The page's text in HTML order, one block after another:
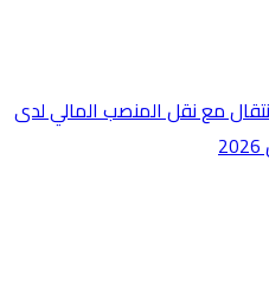
مع نقل المنصب المالي لدى